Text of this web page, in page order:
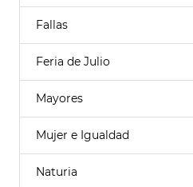
Fallas
Feria de Julio
Mayores
Mujer e Igualdad
Naturia